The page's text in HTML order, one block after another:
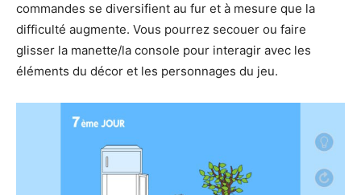
commandes se diversifient au fur et à mesure que la
difficulté augmente. Vous pourrez secouer ou faire
glisser la manette/la console pour interagir avec les
éléments du décor et les personnages du jeu.